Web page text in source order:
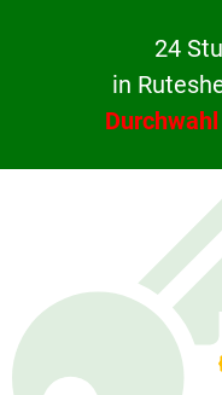
24
in